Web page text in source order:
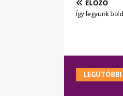
ELŐZŐ
Így legyünk